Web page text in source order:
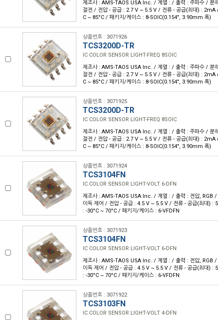
제조사 : AMS-TAOS USA Inc. / 계열 : / 출력 : 주파수 / 분
절전 / 전압 - 공급 : 2.7 V ~ 5.5 V / 전류 - 공급(최대) : 2mA
C ~ 85°C / 패키지/케이스 : 8-SOIC(0.154", 3.90mm 폭)
상품번호 : 3071926
TCS3200D-TR
IC COLOR SENSOR LIGHT-FREQ 8SOIC
제조사 : AMS-TAOS USA Inc. / 계열 : / 출력 : 주파수 / 분
절전 / 전압 - 공급 : 2.7 V ~ 5.5 V / 전류 - 공급(최대) : 2mA
C ~ 85°C / 패키지/케이스 : 8-SOIC(0.154", 3.90mm 폭)
상품번호 : 3071925
TCS3200D-TR
IC COLOR SENSOR LIGHT-FREQ 8SOIC
제조사 : AMS-TAOS USA Inc. / 계열 : / 출력 : 주파수 / 분
절전 / 전압 - 공급 : 2.7 V ~ 5.5 V / 전류 - 공급(최대) : 2mA
C ~ 85°C / 패키지/케이스 : 8-SOIC(0.154", 3.90mm 폭)
상품번호 : 3071924
TCS3104FN
IC COLOR SENSOR LIGHT-VOLT 6-DFN
제조사 : AMS-TAOS USA Inc. / 계열 : / 출력 : 전압, RGB
이득 제어 / 전압 - 공급 : 4.5 V ~ 5.5 V / 전류 - 공급(최대) :
: -30°C ~ 70°C / 패키지/케이스 : 6-VFDFN
상품번호 : 3071923
TCS3104FN
IC COLOR SENSOR LIGHT-VOLT 6-DFN
제조사 : AMS-TAOS USA Inc. / 계열 : / 출력 : 전압, RGB
이득 제어 / 전압 - 공급 : 4.5 V ~ 5.5 V / 전류 - 공급(최대) :
: -30°C ~ 70°C / 패키지/케이스 : 6-VFDFN
상품번호 : 3071922
TCS3103FN
IC COLOR SENSOR LIGHT-VOLT 4-DFN